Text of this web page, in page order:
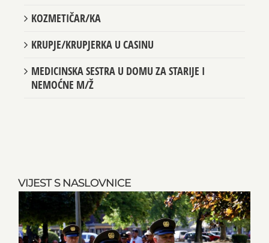
VIJEST S NASLOVNICE
KOZMETIČAR/KA
KRUPJE/KRUPJERKA U CASINU
MEDICINSKA SESTRA U DOMU ZA STARIJE I
NEMOĆNE M/Ž